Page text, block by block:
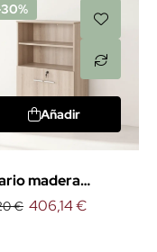
Añadir
madera
con puertas
€ 406,14 €